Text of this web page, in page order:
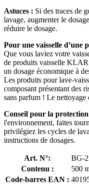
Astuces : Si des traces de
lavage, augmenter le
réduire le dosage.
Pour une vaisselle d’une
Que vous laviez votre
de produits vaisselle
un dosage économique à
Les produits pour lave-
composant présentant des
sans parfum ! Le
Conseil pour la
l'environnement, faites
privilégiez les cycles de
instructions de dosages.
Art. N°:
BG-
Contenu :
500
Code-barres EAN :